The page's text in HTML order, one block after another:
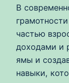
В
частью
доходами и
ямы и
навыки,